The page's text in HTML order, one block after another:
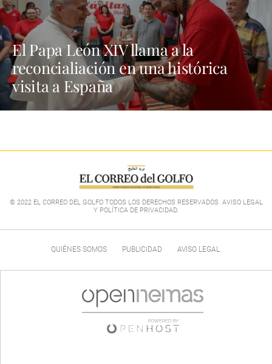
El Papa León XIV llama a la
reconcialiación en una histórica
visita a España
© 2022 EL CORREO DEL GOLFO TODOS LOS DERECHOS RESERVADOS. AVISO LEGAL
Y POLÍTICA DE PRIVACIDAD.
QUIÉNES SOMOS PUBLICIDAD AVISO LEGAL